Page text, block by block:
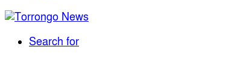
Search for